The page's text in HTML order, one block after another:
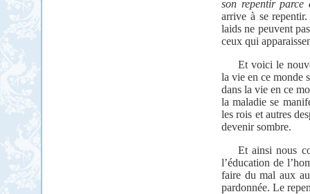
son repentir parce
arrive à se
laids ne peuvent
ceux qui
Et voici le
la vie en ce monde
dans la vie en ce
la maladie se
les rois et autres
devenir sombre.
Et ainsi nous
l’éducation de
faire du mal aux
pardonnée. Le